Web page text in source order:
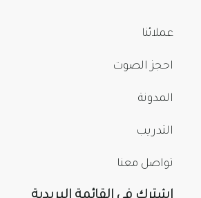
عملائنا
احجز الصوت
المدونة
التدريب
تواصل معنا